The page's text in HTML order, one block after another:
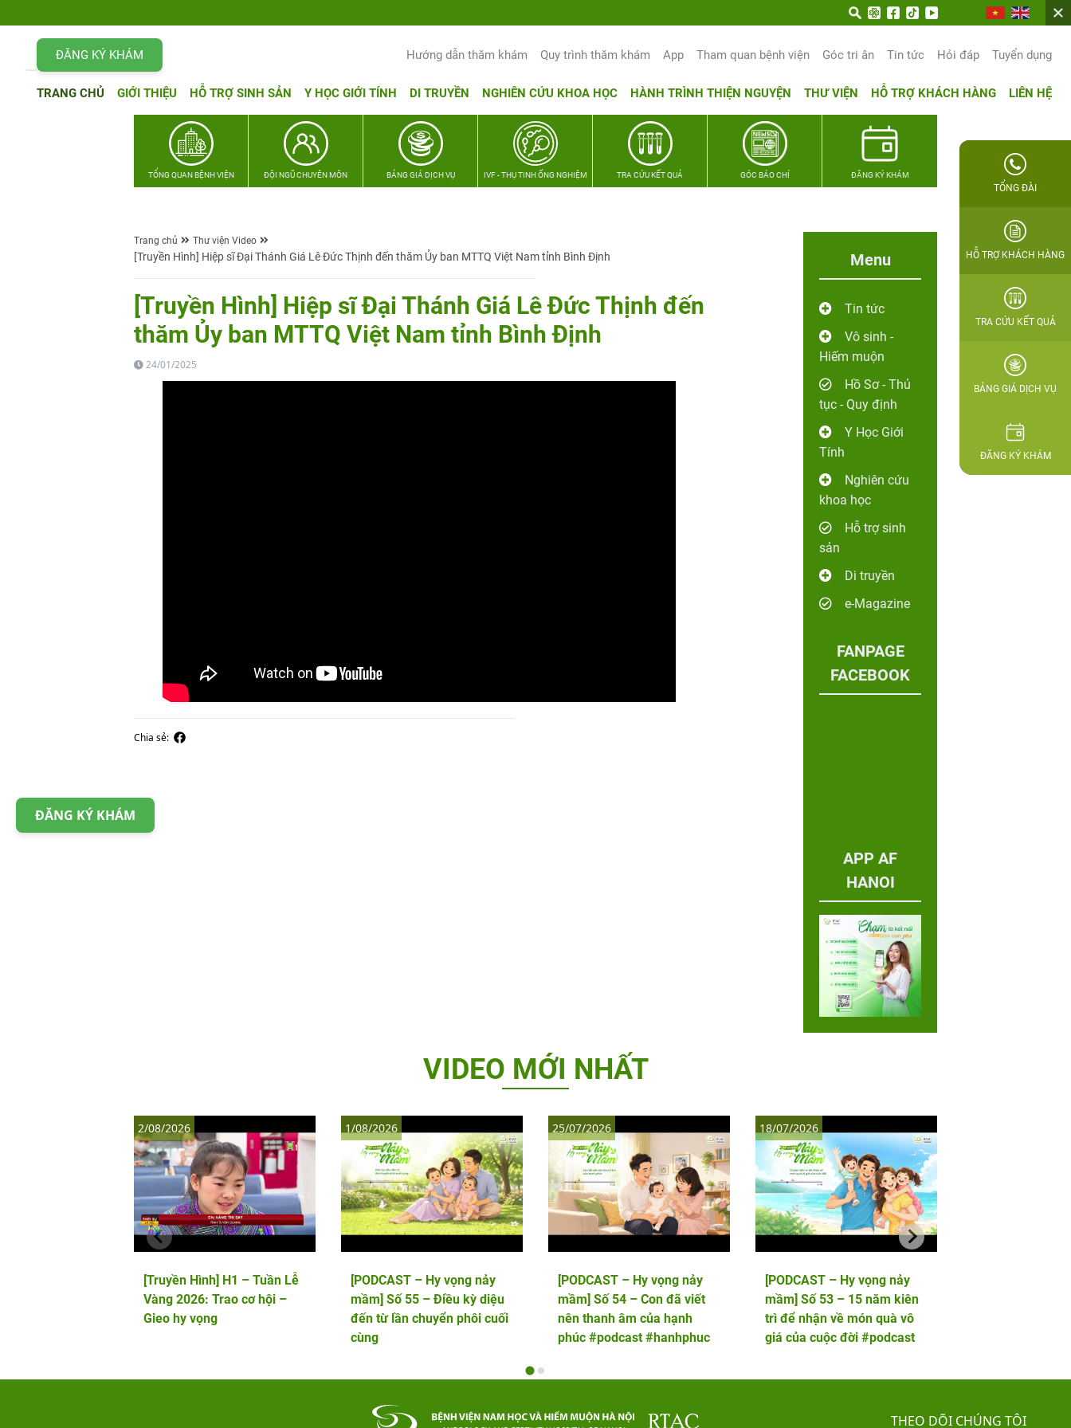
ĐĂNG KÝ KHÁM Hướng dẫn thăm khám Quy trình thăm khám App Tham quan bệnh viện Góc tri ân Tin tức Hỏi đáp Tuyển dụng
TRANG CHỦ GIỚI THIỆU HỖ TRỢ SINH SẢN Y HỌC GIỚI TÍNH DI TRUYỀN NGHIÊN CỨU KHOA HỌC HÀNH TRÌNH THIỆN NGUYỆN THƯ VIỆN HỖ TRỢ KHÁCH HÀNG LIÊN HỆ
TỔNG QUAN BỆNH VIỆN ĐỘI NGŨ CHUYÊN MÔN BẢNG GIÁ DỊCH VỤ IVF - THỤ TINH ỐNG NGHIỆM TRA CỨU KẾT QUẢ GÓC BÁO CHÍ ĐĂNG KÝ KHÁM
Trang chủ Thư viện Video
[Truyền Hình] Hiệp sĩ Đại Thánh Giá Lê Đức Thịnh đến thăm Ủy ban MTTQ Việt Nam tỉnh Bình Định
[Truyền Hình] Hiệp sĩ Đại Thánh Giá Lê Đức Thịnh đến
thăm Ủy ban MTTQ Việt Nam tỉnh Bình Định
24/01/2025
Chia sẻ:
Menu
Tin tức
Vô sinh -
Hiếm muộn
Hồ Sơ - Thủ
tục - Quy định
Y Học Giới
Tính
Nghiên cứu
khoa học
Hỗ trợ sinh
sản
Di truyền
e-Magazine
FANPAGE
FACEBOOK
APP AF
HANOI
VIDEO MỚI NHẤT
[Truyền Hình] H1 – Tuần Lễ
Vàng 2026: Trao cơ hội –
Gieo hy vọng
2/08/2026
[PODCAST – Hy vọng nảy
mầm] Số 55 – Điều kỳ diệu
đến từ lần chuyển phôi cuối
cùng
1/08/2026
[PODCAST – Hy vọng nảy
mầm] Số 54 – Con đã viết
nên thanh âm của hạnh
phúc #podcast #hanhphuc
25/07/2026
[PODCAST – Hy vọng nảy
mầm] Số 53 – 15 năm kiên
trì để nhận về món quà vô
giá của cuộc đời #podcast
18/07/2026
THEO DÕI CHÚNG TÔI
TỔNG ĐÀI
HỖ TRỢ KHÁCH HÀNG
TRA CỨU KẾT QUẢ
BẢNG GIÁ DỊCH VỤ
ĐĂNG KÝ KHÁM
ĐĂNG KÝ KHÁM